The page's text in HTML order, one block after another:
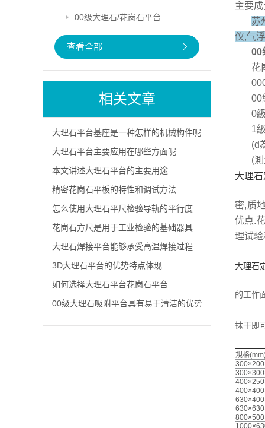
00级大理石/花岗石平台
查看全部
相关文章
大理石平台基座是一种怎样的机械构件呢
‌大理石平台‌主要应用在哪些方面呢
本文讲述大理石平台的主要用途
精密花岗石平板的特性和调试方法
花岗石方尺是用于工业检验的基础器具
3D大理石平台的优势特点体现
如何选择大理石平台花岗石平台
00级大理石吸附平台具有易于清洁的优势
主要
苏
仪,气
00
花
00
0
1
(d
(
大理石
密,质
优点.
理试
大理石
的工作
2.
抹干即
3.
規格